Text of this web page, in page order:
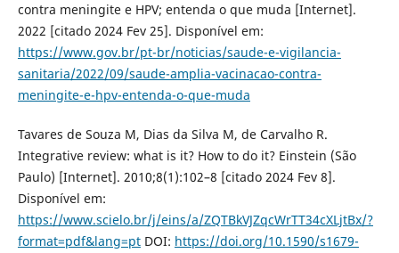
contra meningite e HPV; entenda o que muda [Internet].
2022 [citado 2024 Fev 25]. Disponível em:
https://www.gov.br/pt-br/noticias/saude-e-vigilancia-
sanitaria/2022/09/saude-amplia-vacinacao-contra-
meningite-e-hpv-entenda-o-que-muda
Tavares de Souza M, Dias da Silva M, de Carvalho R.
Integrative review: what is it? How to do it? Einstein (São
Paulo) [Internet]. 2010;8(1):102–8 [citado 2024 Fev 8].
Disponível em:
https://www.scielo.br/j/eins/a/ZQTBkVJZqcWrTT34cXLjtBx/?
format=pdf&lang=ptDOI: https://doi.org/10.1590/s1679-